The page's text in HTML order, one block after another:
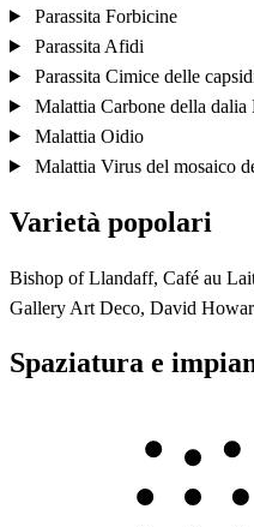
Parassita Forbicine
Parassita Afidi
Parassita Cimice delle
Malattia Carbone della dalia
Malattia Oidio
Malattia Virus del mosaico
Varietà popolari
Bishop of Llandaff, Café au
Gallery Art Deco, David
Spaziatura e